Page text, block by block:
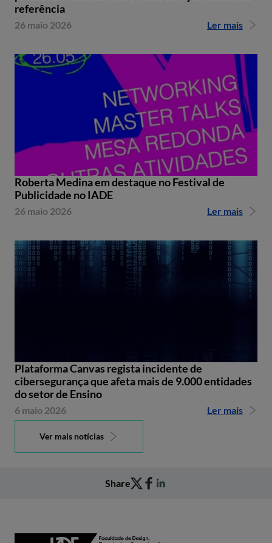
referência
26 maio 2026 Ler mais
Roberta Medina em destaque no Festival de
Publicidade no IADE
26 maio 2026 Ler mais
Plataforma Canvas regista incidente de
cibersegurança que afeta mais de 9.000 entidades
do setor de Ensino
6 maio 2026 Ler mais
Ver mais notícias
Share